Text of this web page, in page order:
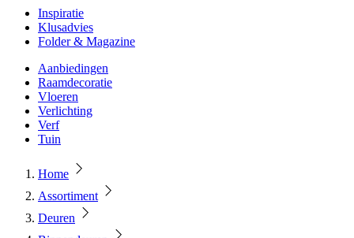
Inspiratie
Klusadvies
Folder & Magazine
Aanbiedingen
Raamdecoratie
Vloeren
Verlichting
Verf
Tuin
Home
Assortiment
Deuren